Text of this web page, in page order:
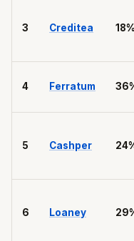
3 Creditea 18%
4 Ferratum
5 Cashper
6 Loaney